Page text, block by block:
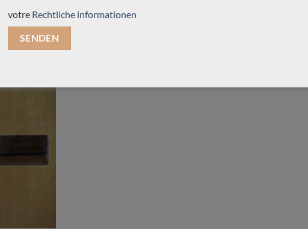
votre Rechtliche informationen